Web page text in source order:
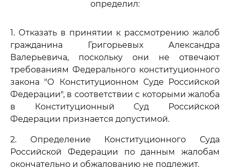
определил:
1. Отказать в принятии к рассмотрению жалоб
гражданина Григорьевых Александра
Валерьевича, поскольку они не отвечают
требованиям Федерального конституционного
закона "О Конституционном Суде Российской
Федерации", в соответствии с которыми жалоба
в Конституционный Суд Российской
Федерации признается допустимой.
2. Определение Конституционного Суда
Российской Федерации по данным жалобам
окончательно и обжалованию не подлежит.